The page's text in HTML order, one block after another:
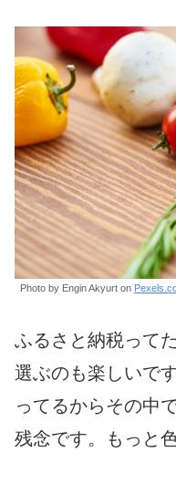
Photo by Engin Akyurt on
ふるさと納税って
選ぶのも楽しいで
ってるからその中
残念です。もっと